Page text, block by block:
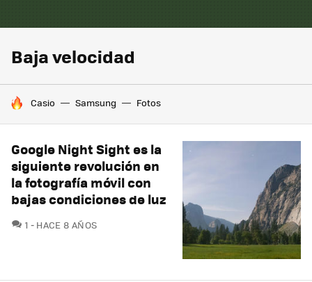
Baja velocidad
HOY SE HABLA DE
Casio Samsung Fotos
Google Night Sight es la
siguiente revolución en
la fotografía móvil con
bajas condiciones de luz
1 COMENTARIOS
HACE 8 AÑOS